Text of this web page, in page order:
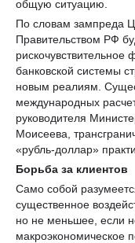
общую ситуацию.
По словам зампреда
Правительством РФ
банковской системы
новым реалиям.
международных
руководителя
Моисеева,
«рубль-доллар»
Борьба за клиентов
Само собой
существенное
но не меньшее, если
макроэкономическое